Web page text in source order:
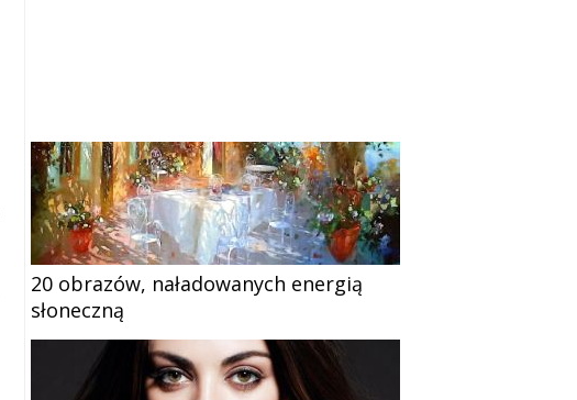
20 obrazów, naładowanych energią
słoneczną